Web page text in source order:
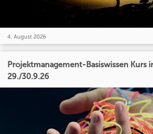
4. August 2026
Projektmanagement-Basiswissen Kurs
29./30.9.26